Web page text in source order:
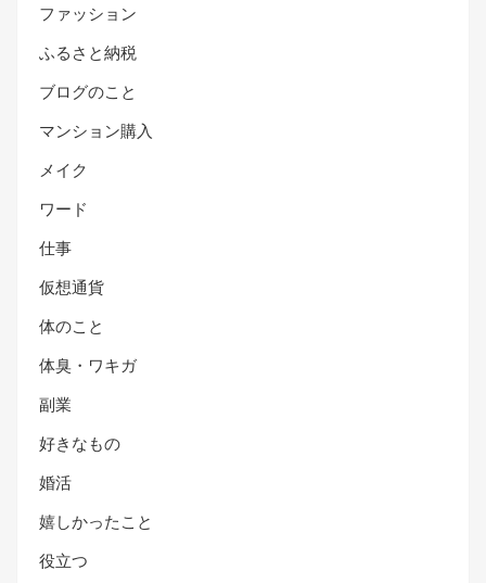
ファッション
ふるさと納税
ブログのこと
マンション購入
メイク
ワード
仕事
仮想通貨
体のこと
体臭・ワキガ
副業
好きなもの
婚活
嬉しかったこと
役立つ